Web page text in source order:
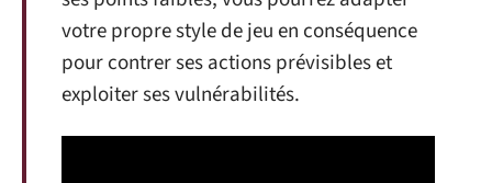
votre propre style de jeu en conséquence
pour contrer ses actions prévisibles et
exploiter ses vulnérabilités.